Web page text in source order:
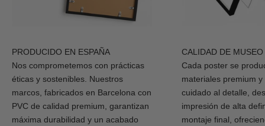
PRODUCIDO EN ESPAÑA
Nos comprometemos con prácticas
éticas y sostenibles. Nuestros
marcos, fabricados en Barcelona con
PVC de calidad premium, garantizan
máxima durabilidad y un acabado
CALIDAD DE MUSEO
Cada poster se
materiales premium
cuidado al detalle,
impresión de alta
montaje final,